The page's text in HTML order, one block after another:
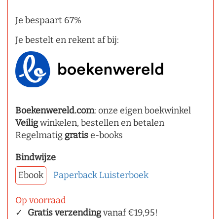
Je bespaart 67%
Je bestelt en rekent af bij:
Boekenwereld.com: onze eigen boekwinkel
Veiligwinkelen, bestellen en betalen
Regelmatiggratise-books
Bindwijze
Ebook
Paperback Luisterboek
Op voorraad
Gratis verzendingvanaf €19,95!